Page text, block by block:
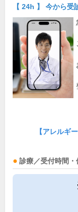
【 24h 】 今から受
【アレルギ
診療／受付時間・